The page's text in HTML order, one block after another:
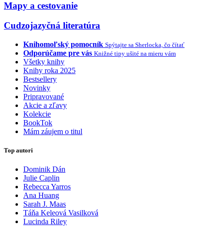
Mapy a cestovanie
Cudzojazyčná literatúra
Knihomoľský pomocník Spýtajte sa Sherlocka, čo čítať
Odporúčame pre vás Knižné tipy ušité na mieru vám
Všetky knihy
Knihy roka 2025
Bestsellery
Novinky
Pripravované
Akcie a zľavy
Kolekcie
BookTok
Mám záujem o titul
Top autori
Dominik Dán
Julie Caplin
Rebecca Yarros
Ana Huang
Sarah J. Maas
Táňa Keleová Vasilková
Lucinda Riley